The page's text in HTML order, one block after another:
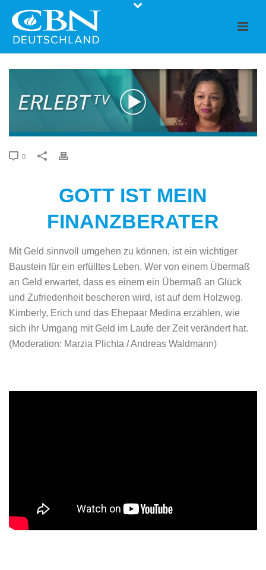
0
GOTT IST MEIN
FINANZBERATER
Mit Geld sinnvoll umgehen zu können, ist ein wichtiger
Baustein für ein erfülltes Leben. Wer von einem Übermaß
an Geld erwartet, dass es einem ein Übermaß an Glück
und Zufriedenheit bescheren wird, ist auf dem Holzweg.
Kimberly, Erich und das Ehepaar Medina erzählen, wie
sich ihr Umgang mit Geld im Laufe der Zeit verändert hat.
(Moderation: Marzia Plichta / Andreas Waldmann)